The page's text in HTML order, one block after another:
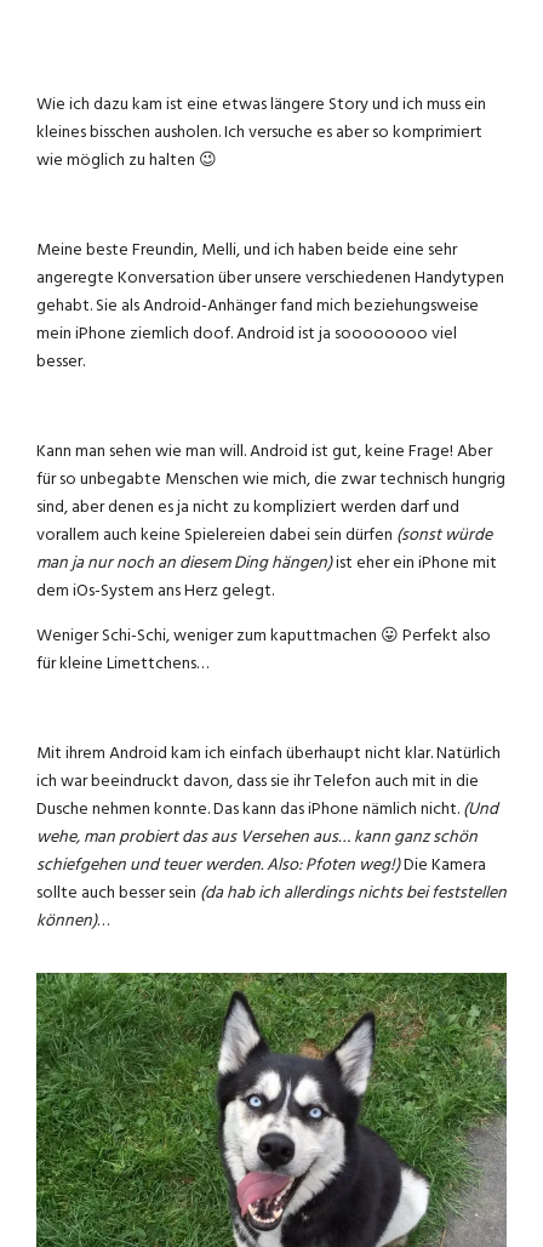
Wie ich dazu kam ist eine etwas längere Story und ich muss ein
kleines bisschen ausholen. Ich versuche es aber so komprimiert
wie möglich zu halten 😉
Meine beste Freundin, Melli, und ich haben beide eine sehr
angeregte Konversation über unsere verschiedenen Handytypen
gehabt. Sie als Android-Anhänger fand mich beziehungsweise
mein iPhone ziemlich doof. Android ist ja soooooooo viel
besser.
Kann man sehen wie man will. Android ist gut, keine Frage! Aber
für so unbegabte Menschen wie mich, die zwar technisch hungrig
sind, aber denen es ja nicht zu kompliziert werden darf und
vorallem auch keine Spielereien dabei sein dürfen (sonst würde
man ja nur noch an diesem Ding hängen)ist eher ein iPhone mit
dem iOs-System ans Herz gelegt.
Weniger Schi-Schi, weniger zum kaputtmachen 😛 Perfekt also
für kleine Limettchens…
Mit ihrem Android kam ich einfach überhaupt nicht klar. Natürlich
ich war beeindruckt davon, dass sie ihr Telefon auch mit in die
Dusche nehmen konnte. Das kann das iPhone nämlich nicht.(Und
wehe, man probiert das aus Versehen aus… kann ganz schön
schiefgehen und teuer werden. Also: Pfoten weg!)Die Kamera
sollte auch besser sein (da hab ich allerdings nichts bei feststellen
können)…